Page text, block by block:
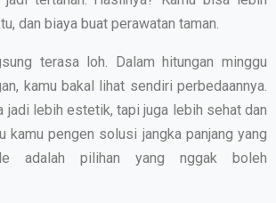
dan biaya buat perawatan taman.
terasa loh. Dalam hitungan minggu
kamu bakal lihat sendiri perbedaannya.
jadi lebih estetik, tapi juga lebih sehat dan
kamu pengen solusi jangka panjang yang
adalah pilihan yang nggak boleh